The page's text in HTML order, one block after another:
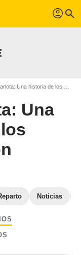
profil search
Una historia de los Bridgerton
Una
Noticias